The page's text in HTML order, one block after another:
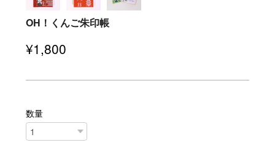
OH！くんご朱印帳
¥1,800
数量